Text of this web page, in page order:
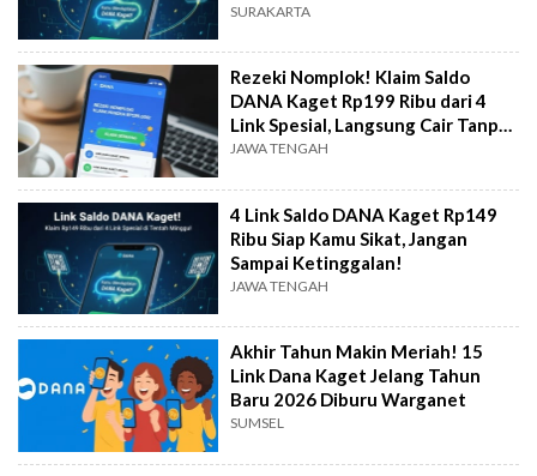
SURAKARTA
Rezeki Nomplok! Klaim Saldo
DANA Kaget Rp199 Ribu dari 4
Link Spesial, Langsung Cair Tanpa
Ribet!
JAWA TENGAH
4 Link Saldo DANA Kaget Rp149
Ribu Siap Kamu Sikat, Jangan
Sampai Ketinggalan!
JAWA TENGAH
Akhir Tahun Makin Meriah! 15
Link Dana Kaget Jelang Tahun
Baru 2026 Diburu Warganet
SUMSEL